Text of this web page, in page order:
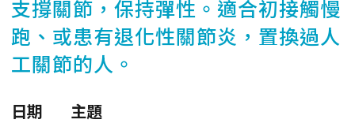
支撐關節，保持彈性。適合初接觸慢
跑、或患有退化性關節炎，置換過人
工關節的人。
日期
主題